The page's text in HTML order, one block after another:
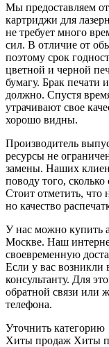
Мы предоставляем
картриджи для
не требует много
сил. В отличие от
поэтому срок
цветной и черной
бумагу. Брак печати
должно. Спустя
утрачивают свое
хорошо видны.
Производитель
ресурсы не
замены. Наших
поводу того, сколько
Стоит отметить, что
но качество
У нас можно купить
Москве. Наш
своевременную
Если у вас возникли
консультанту. Для
обратной связи или
телефона.
Уточнить категорию
Хиты продаж Хиты